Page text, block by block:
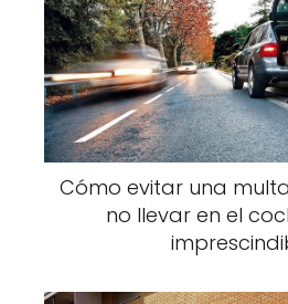
Cómo evitar una
no llevar en el